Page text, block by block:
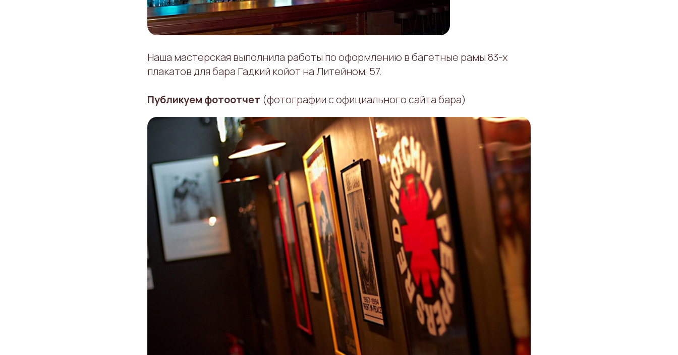
Наша мастерская выполнила работы по оформлению в багетные рамы 83-х
плакатов для бара Гадкий койот на Литейном, 57.
Публикуем фотоотчет (фотографии с официального сайта бара)